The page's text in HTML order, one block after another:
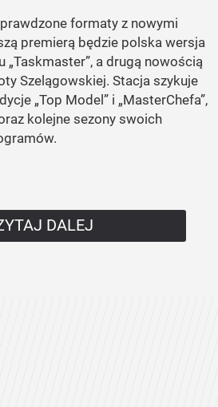
formaty z nowymi
premierą będzie polska wersja
a drugą nowością
Szelągowskiej. Stacja szykuje
„Top Model” i „MasterChefa”,
kolejne sezony swoich
DALEJ